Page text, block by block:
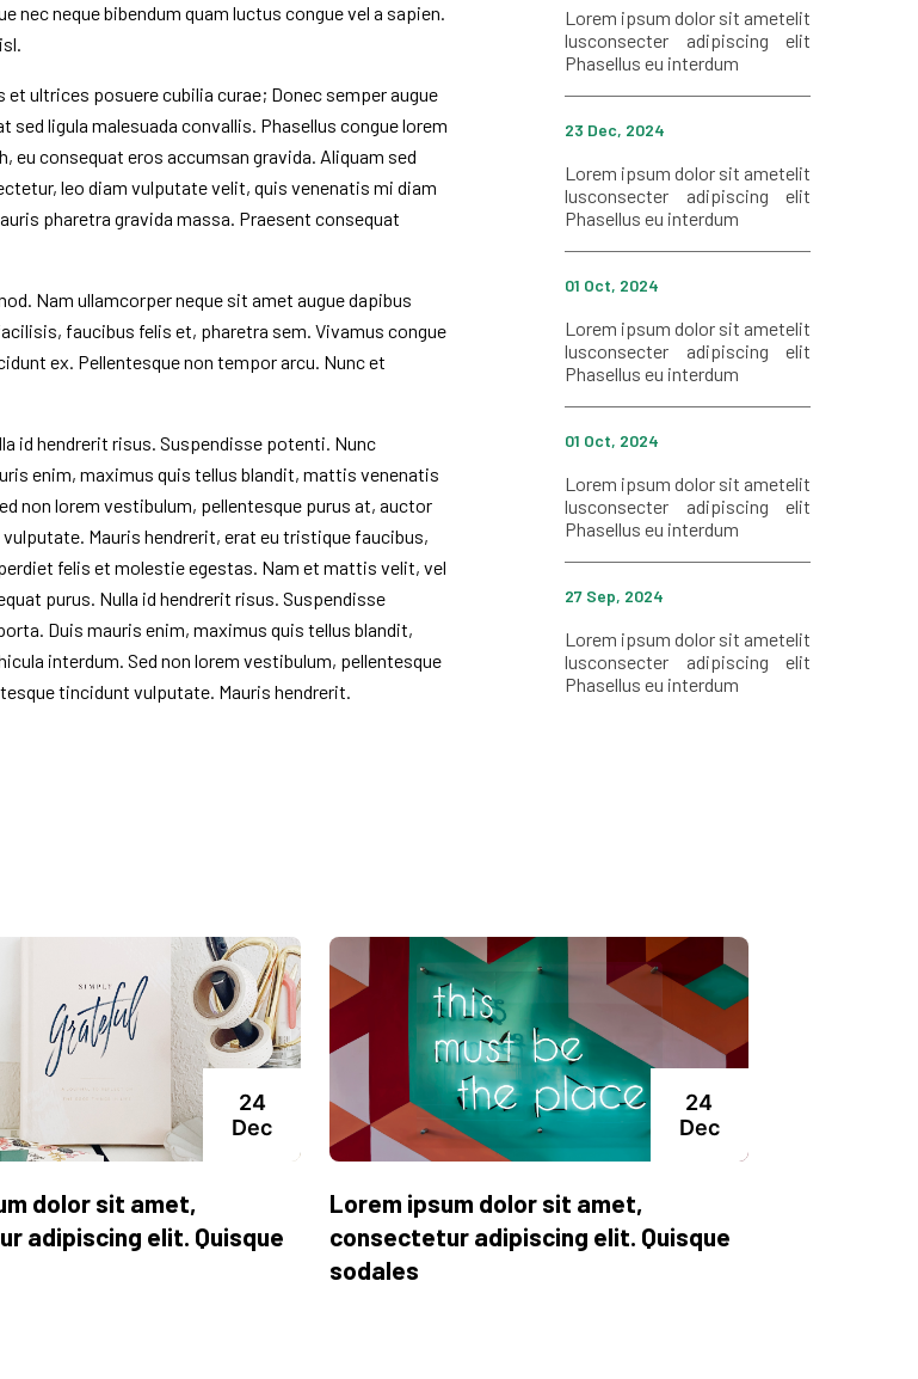
neque bibendum quam luctus congue vel a sapien.
ultrices posuere cubilia curae; Donec semper augue
ligula malesuada convallis. Phasellus congue lorem
eu consequat eros accumsan gravida. Aliquam sed
leo diam vulputate velit, quis venenatis mi diam
pharetra gravida massa. Praesent consequat
Nam ullamcorper neque sit amet augue dapibus
faucibus felis et, pharetra sem. Vivamus congue
ex. Pellentesque non tempor arcu. Nunc et
id hendrerit risus. Suspendisse potenti. Nunc
enim, maximus quis tellus blandit, mattis venenatis
non lorem vestibulum, pellentesque purus at, auctor
Mauris hendrerit, erat eu tristique faucibus,
felis et molestie egestas. Nam et mattis velit, vel
purus. Nulla id hendrerit risus. Suspendisse
Duis mauris enim, maximus quis tellus blandit,
interdum. Sed non lorem vestibulum, pellentesque
tincidunt vulputate. Mauris hendrerit.
Lorem ipsum dolor sit ametelit
lusconsecter adipiscing elit
Phasellus eu interdum
23 Dec, 2024
Lorem ipsum dolor sit ametelit
lusconsecter adipiscing elit
Phasellus eu interdum
01 Oct, 2024
Lorem ipsum dolor sit ametelit
lusconsecter adipiscing elit
Phasellus eu interdum
01 Oct, 2024
Lorem ipsum dolor sit ametelit
lusconsecter adipiscing elit
Phasellus eu interdum
27 Sep, 2024
Lorem ipsum dolor sit ametelit
lusconsecter adipiscing elit
Phasellus eu interdum
24
Dec
dolor sit amet,
adipiscing elit. Quisque
24
Dec
Lorem ipsum dolor sit amet,
consectetur adipiscing elit. Quisque
sodales